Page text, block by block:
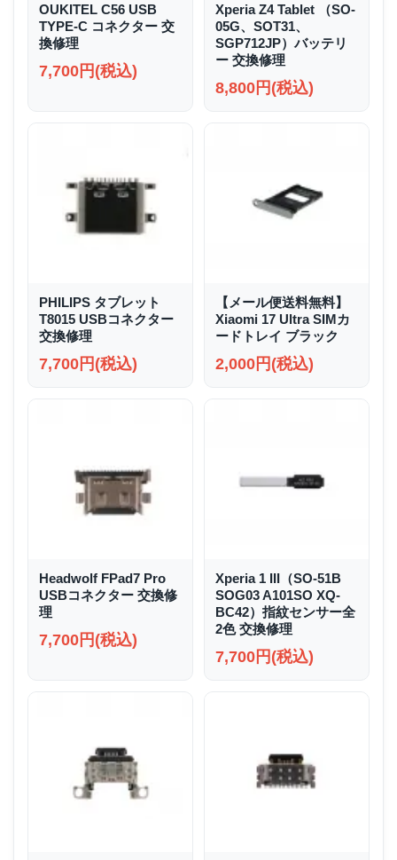
OUKITEL C56 USB
TYPE-C コネクター 交
換修理
7,700円(税込)
Xperia Z4 Tablet （SO-
05G、SOT31、
SGP712JP）バッテリ
ー 交換修理
8,800円(税込)
PHILIPS タブレット
T8015 USBコネクター
交換修理
7,700円(税込)
【メール便送料無料】
Xiaomi 17 Ultra SIMカ
ードトレイ ブラック
2,000円(税込)
Headwolf FPad7 Pro
USBコネクター 交換修
理
7,700円(税込)
Xperia 1 III（SO-51B
SOG03 A101SO XQ-
BC42）指紋センサー全
2色 交換修理
7,700円(税込)